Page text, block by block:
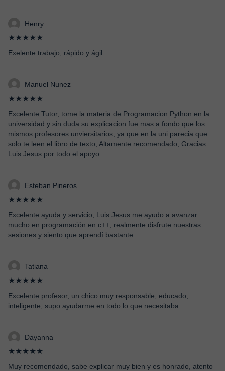
Henry
★★★★★
Exelente trabajo, rápido y ágil
Manuel Nunez
★★★★★
Excelente Tutor, tome la materia de Programacion Python en la
universidad y sin duda su explicacion fue mas a fondo que los
mismos profesores unviersitarios, ya que en la uni parecia que
solo te leen el libro de texto, Altamente recomendado, Gracias
Luis Jesus por todo el apoyo.
Esteban Pineros
★★★★★
Excelente ayuda y servicio, Luis Jesus me ayudo a avanzar
mucho en programación en c++, realmente disfrute nuestras
sesiones y siento que aprendí bastante.
Tatiana
★★★★★
Excelente profesor, un chico muy responsable, educado,
inteligente, supo ayudarme en todo lo que necesitaba…
Dayanna
★★★★★
Muy recomendado, sabe explicar muy bien y es honrado, atento